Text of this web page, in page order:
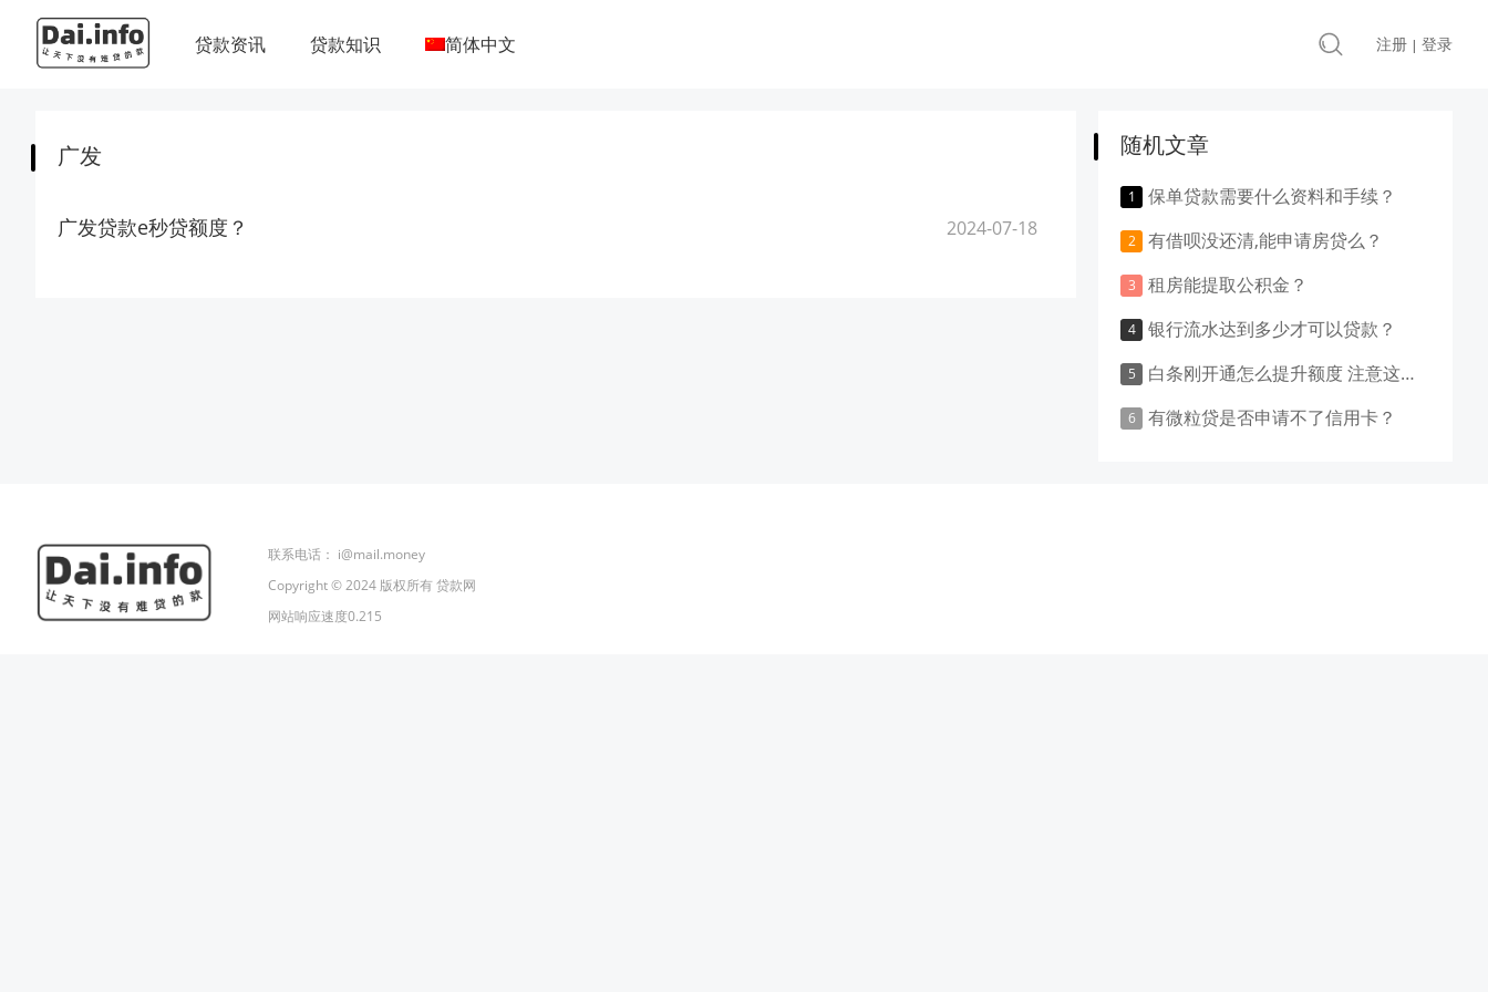
贷款资讯 贷款知识 简体中文 注册 | 登录
广发
广发贷款e秒贷额度？ 2024-07-18
随机文章
保单贷款需要什么资料和手续？
有借呗没还清,能申请房贷么？
租房能提取公积金？
银行流水达到多少才可以贷款？
白条刚开通怎么提升额度 注意这些技巧
有微粒贷是否申请不了信用卡？
联系电话： i@mail.money
Copyright © 2024 版权所有 贷款网
网站响应速度0.215